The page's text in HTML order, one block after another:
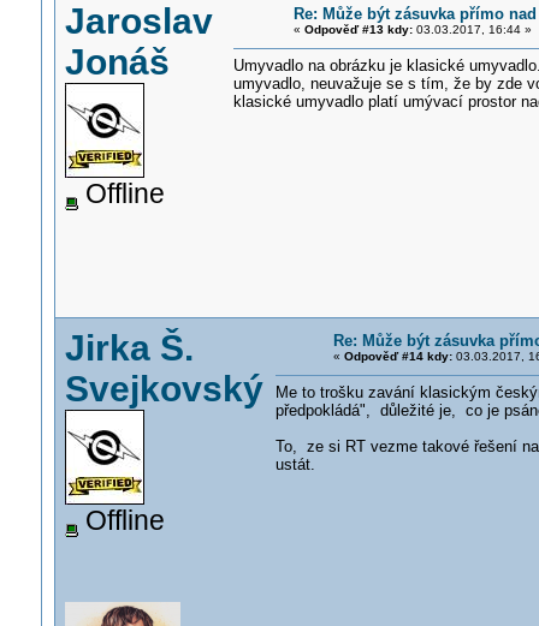
Jaroslav
Jonáš
Offline
Re: Může být zásuvka přímo
« Odpověď #13 kdy:03.03.2017, 16:44 »
Umyvadlo na obrázku je klasické
umyvadlo, neuvažuje se s tím, že by zde
klasické umyvadlo platí umývací prostor
Jirka Š.
Svejkovský
Offline
Re: Může být zásuvka
« Odpověď #14 kdy:03.03.2017,
Me to trošku zavání klasickým
předpokládá", důležité je, co je
To, ze si RT vezme takové řešení
ustát.